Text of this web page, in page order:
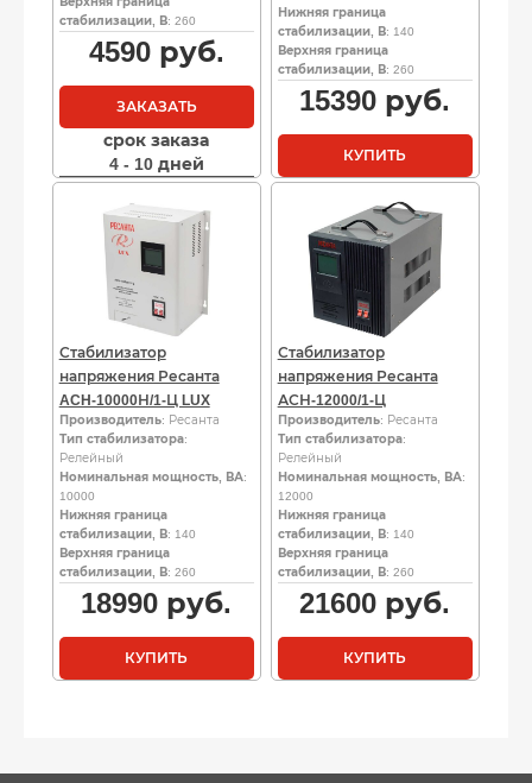
стабилизации, В: 260
4590руб.
ЗАКАЗАТЬ
срок заказа
4 - 10 дней
Нижняя граница
стабилизации, В: 140
Верхняя граница
стабилизации, В: 260
15390 руб.
КУПИТЬ
Стабилизатор
напряжения Ресанта
ACH-10000Н/1-Ц LUX
Производитель: Ресанта
Тип стабилизатора:
Релейный
Номинальная мощность, ВА:
10000
Нижняя граница
стабилизации, В: 140
Верхняя граница
стабилизации, В: 260
18990 руб.
КУПИТЬ
Стабилизатор
напряжения Ресанта
АСН-12000/1-Ц
Производитель: Ресанта
Тип стабилизатора:
Релейный
Номинальная мощность, ВА:
12000
Нижняя граница
стабилизации, В: 140
Верхняя граница
стабилизации, В: 260
21600 руб.
КУПИТЬ